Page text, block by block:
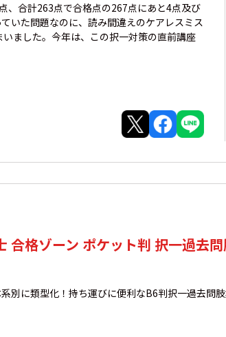
、合計263点で合格点の267点にあと4点及び
いた問題なのに、読み間違えのケアレスミス
ました。今年は、この択一対策の直前講座
合格ゾーン ポケット判 択一過去
別に類型化！持ち運びに便利なB6判択一過去問肢